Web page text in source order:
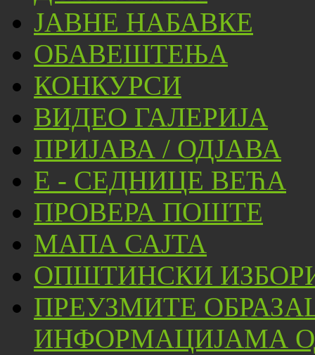
ЈАВНЕ НАБАВКЕ
ОБАВЕШТЕЊА
КОНКУРСИ
ВИДЕО ГАЛЕРИЈА
ПРИЈАВА / ОДЈАВА
Е - СЕДНИЦЕ ВЕЋА
ПРОВЕРА ПОШТЕ
МАПА САЈТА
ОПШТИНСКИ
ПРЕУЗМИТЕ
ИНФОРМАЦИЈАМА